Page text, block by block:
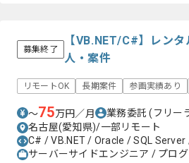
募集終了
【VB.NET/C#】レン
人・案件
リモートOK 長期案件 参画実績あり
〜75万円／月 業務委託(フリー
名古屋(愛知県)/一部リモート
C# / VB.NET / Oracle / SQL
サーバーサイドエンジニア / プロ